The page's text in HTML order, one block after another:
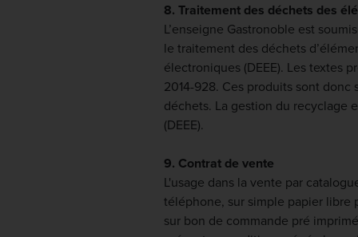
8. Traitement des déchets des
L’enseigne Gastronoble est
le traitement des déchets
électroniques (DEEE). Les textes
2014-928. Ces produits sont
déchets. La gestion du recyclage
(DEEE).
9. Contrat de vente
L'usage dans la vente par
téléphone, sur simple papier libre
sur bon de commande pré